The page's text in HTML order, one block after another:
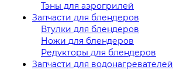
Тэны для аэрогрилей
Запчасти для блендеров
Втулки для блендеров
Ножи для блендеров
Редукторы для блендеров
Запчасти для водонагревателей